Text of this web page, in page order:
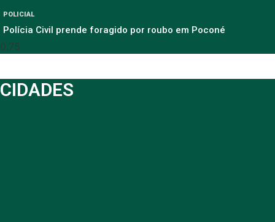
POLICIAL
Polícia Civil prende foragido por roubo em Poconé
CIDADES